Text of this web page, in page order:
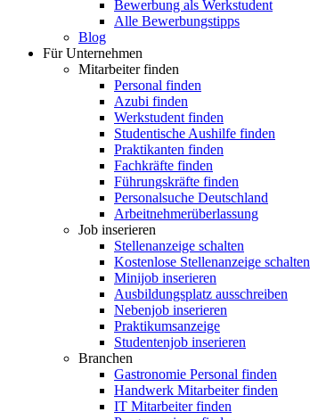
Bewerbung als Werkstudent
Alle Bewerbungstipps
Blog
Für Unternehmen
Mitarbeiter finden
Personal finden
Azubi finden
Werkstudent finden
Studentische Aushilfe finden
Praktikanten finden
Fachkräfte finden
Führungskräfte finden
Personalsuche Deutschland
Arbeitnehmerüberlassung
Job inserieren
Stellenanzeige schalten
Kostenlose Stellenanzeige schalten
Minijob inserieren
Ausbildungsplatz ausschreiben
Nebenjob inserieren
Praktikumsanzeige
Studentenjob inserieren
Branchen
Gastronomie Personal finden
Handwerk Mitarbeiter finden
IT Mitarbeiter finden